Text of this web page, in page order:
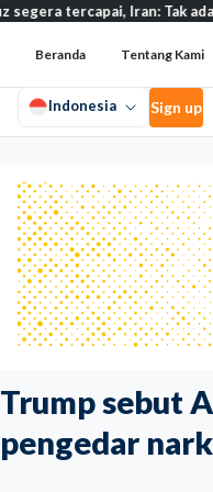
Trump sebut
pengedar
Iran: Tak ada
Beranda Tentang Kami
Indonesia Sign up